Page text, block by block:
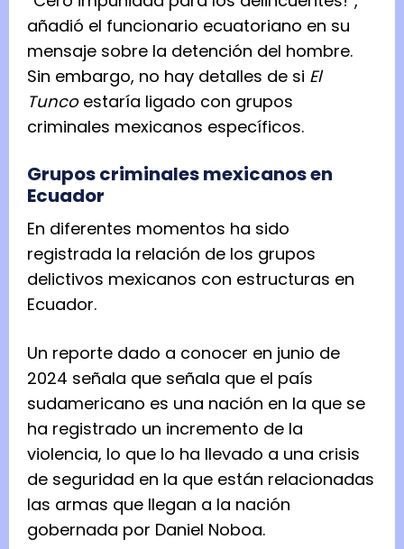
añadió el funcionario ecuatoriano en su
mensaje sobre la detención del hombre.
Sin embargo, no hay detalles de si El
Tuncoestaría ligado con grupos
criminales mexicanos específicos.
Grupos criminales mexicanos en
Ecuador
En diferentes momentos ha sido
registrada la relación de los grupos
delictivos mexicanos con estructuras en
Ecuador.
Un reporte dado a conocer en junio de
2024 señala que señala que el país
sudamericano es una nación en la que se
ha registrado un incremento de la
violencia, lo que lo ha llevado a una crisis
de seguridad en la que están relacionadas
las armas que llegan a la nación
gobernada por Daniel Noboa.